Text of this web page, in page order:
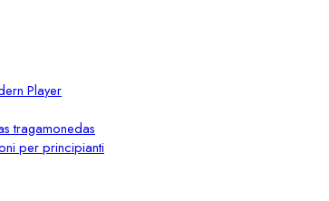
Player
tragamonedas
per principianti